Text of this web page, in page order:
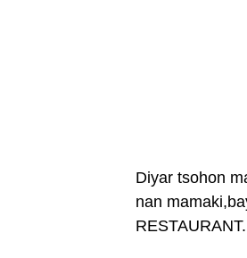
Diyar tsohon
nan
RESTAURANT.